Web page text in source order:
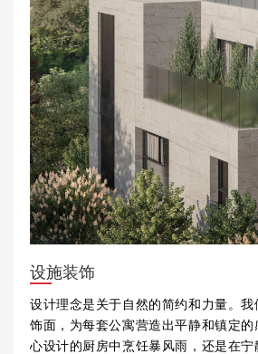
设施装饰
设计理念是关于自然的简约和力量。
饰面，为每套公寓营造出平静和镇定
心设计的厨房中烹饪暴风雨，还是在